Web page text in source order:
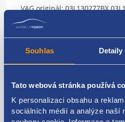
Souhlas Detaily
Tato webová stránka používá
K personalizaci obsahu a
sociálních médií a analýze naší
VAG originál: 03L130277BX
03L130277BX 03L130277B
Použitelné pro vozy